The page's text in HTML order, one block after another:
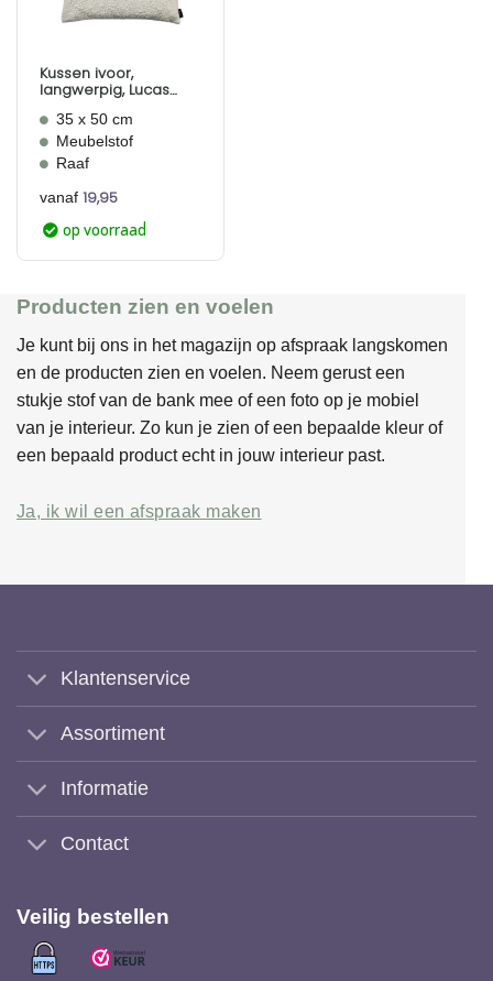
Kussen ivoor,
langwerpig, Lucas
35 x 50 cm
Meubelstof
Raaf
vanaf 19,95
op voorraad
Producten zien en voelen
Je kunt bij ons in het magazijn op afspraak langskomen
en de producten zien en voelen. Neem gerust een
stukje stof van de bank mee of een foto op je mobiel
van je interieur. Zo kun je zien of een bepaalde kleur of
een bepaald product echt in jouw interieur past.
Ja, ik wil een afspraak maken
Klantenservice
Assortiment
Informatie
Contact
Veilig bestellen